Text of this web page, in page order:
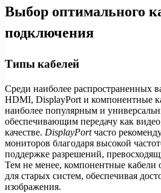
Выбор оптимального
подключения
Типы кабелей
Среди наиболее распространенных
HDMI, DisplayPort и компонентные
наиболее популярным и
обеспечивающим передачу как
качестве. DisplayPortчасто
мониторов благодаря высокой
поддержке разрешений,
Тем не менее, компонентные кабели
для старых систем, обеспечивая
изображения.